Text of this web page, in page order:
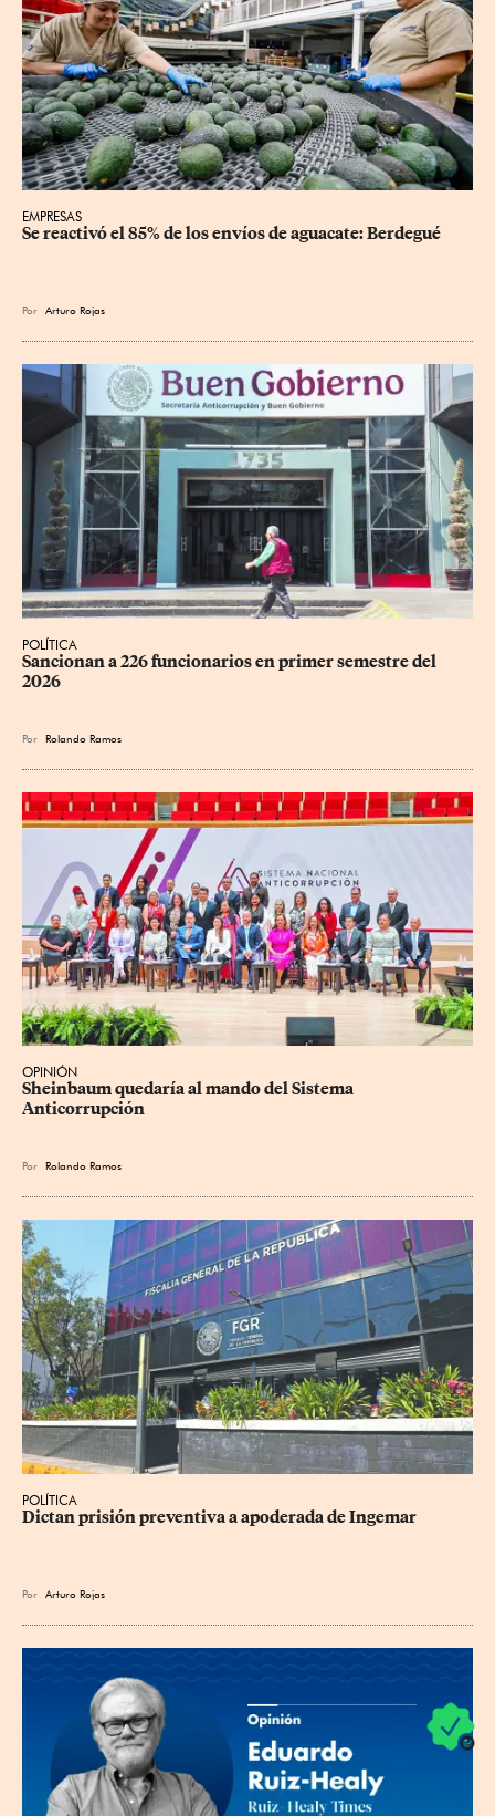
EMPRESAS
Se reactivó el 85% de los envíos de aguacate: Berdegué
Por Arturo Rojas
POLÍTICA
Sancionan a 226 funcionarios en primer semestre del
2026
Por Rolando Ramos
OPINIÓN
Sheinbaum quedaría al mando del Sistema
Anticorrupción
Por Rolando Ramos
POLÍTICA
Dictan prisión preventiva a apoderada de Ingemar
Por Arturo Rojas